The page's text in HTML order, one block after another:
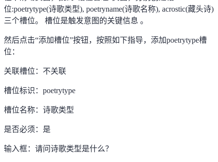
位:poetrytype(诗歌类型), poetryname(诗歌名称), acrostic(藏头诗)
三个槽位。 槽位是触发意图的关键信息 。
然后点击“添加槽位”按钮，按照如下指导，添加poetrytype槽
位：
关联槽位：不关联
槽位标识： poetrytype
槽位名称：诗歌类型
是否必须：是
输入框：请问诗歌类型是什么？